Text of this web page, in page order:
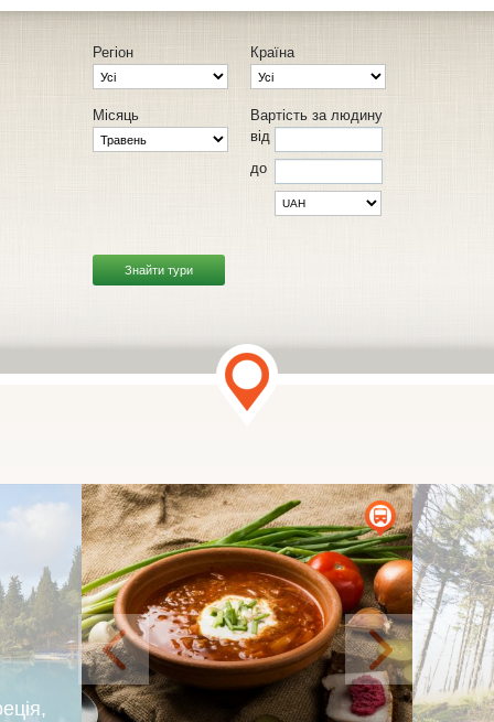
Регіон Країна
Місяць
Вартість за людину
від
до
Знайти тури